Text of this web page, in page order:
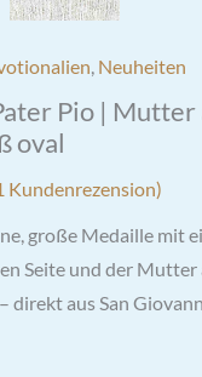
, Neuheiten
Pio | Mutter
oval
Kundenrezension)
große Medaille mit
Seite und der
direkt aus San